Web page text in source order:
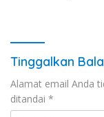
Tinggalkan
Alamat email Anda
ditandai *